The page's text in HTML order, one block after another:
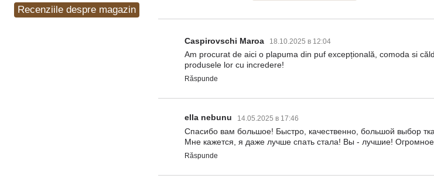
Caspirovschi Maroa 18.10.2025 в 12:04
Am procurat de aici o plapuma din puf excepțională, comoda si
produsele lor cu incredere!
Răspunde
ella nebunu 14.05.2025 в 17:46
Спасибо вам большое! Быстро, качественно, большой выбор
Мне кажется, я даже лучше спать стала! Вы - лучшие!
Răspunde
Recenziile despre magazin